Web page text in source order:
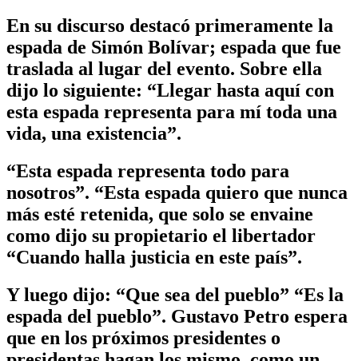
En su discurso destacó primeramente la
espada de Simón Bolívar; espada que fue
traslada al lugar del evento. Sobre ella
dijo lo siguiente: “Llegar hasta aquí con
esta espada representa para mí toda una
vida, una existencia”.
“Esta espada representa todo para
nosotros”. “Esta espada quiero que nunca
más esté retenida, que solo se envaine
como dijo su propietario el libertador
“Cuando halla justicia en este país”.
Y luego dijo: “Que sea del pueblo” “Es la
espada del pueblo”. Gustavo Petro espera
que en los próximos presidentes o